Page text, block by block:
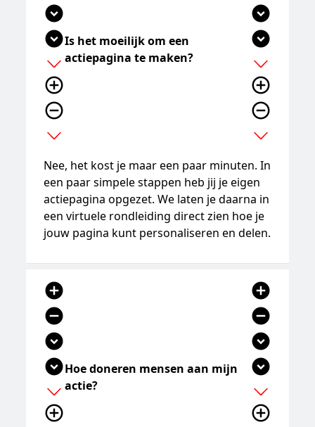
expand_circle_down
expand_circle_down
add
add_circle_outline
remove_circle_outline
expand_more
Is het moeilijk om een
actiepagina te maken?
expand_circle_down
expand_circle_down
add
add_circle_outline
remove_circle_outline
expand_more
Nee, het kost je maar een paar minuten. In
een paar simpele stappen heb jij je eigen
actiepagina opgezet. We laten je daarna in
een virtuele rondleiding direct zien hoe je
jouw pagina kunt personaliseren en delen.
add_circle
remove_circle
expand_circle_down
expand_circle_down
add
add_circle_outline
Hoe doneren mensen aan mijn
actie?
add_circle
remove_circle
expand_circle_down
expand_circle_down
add
add_circle_outline